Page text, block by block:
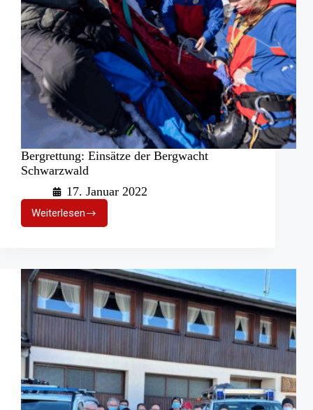
Bergrettung: Einsätze der Bergwacht
Schwarzwald
17. Januar 2022
WeiterlesenBergrettung:
Einsätze
Schwarzwald